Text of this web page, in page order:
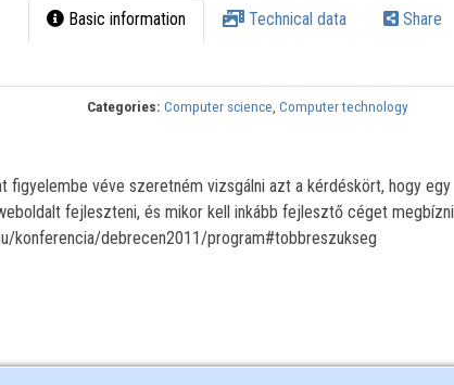
Basic information Technical data Share
Categories: Computer science,Computer technology
figyelembe véve szeretném vizsgálni azt a kérdéskört, hogy egy
fejleszteni, és mikor kell inkább fejlesztő céget megbízni
konferencia/debrecen2011/program#tobbreszukseg